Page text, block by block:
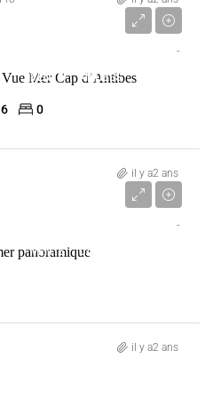
VENTE ANTIBES FRANCE
Mer Cap d’Antibes
6 0
il y a2 ans
VENTE CANNES
panoramique
il y a2 ans